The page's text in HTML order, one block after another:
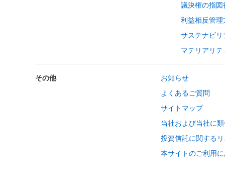
議決権の指
利益相反管理
サステナビリ
マテリアリ
その他
お知らせ
よくあるご質問
サイトマップ
当社および当社に
投資信託に関する
本サイトのご利用